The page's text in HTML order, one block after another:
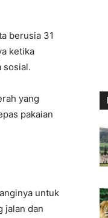
berusia 31
ketika
sosial.
yang
pakaian
untuk
jalan dan